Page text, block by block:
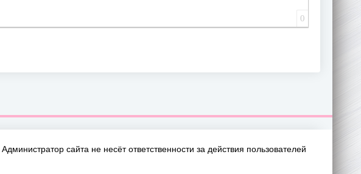
0
сайта не несёт ответственности за действия пользователей